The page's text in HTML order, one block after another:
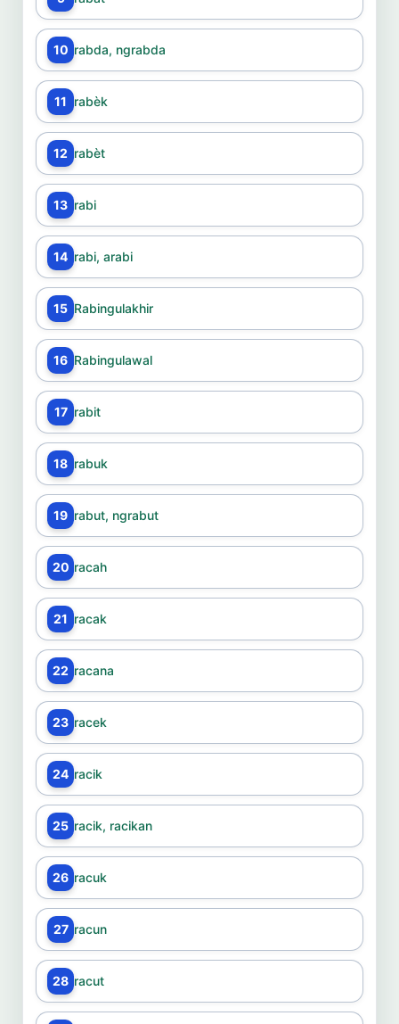
10 rabda, ngrabda
11 rabèk
12 rabèt
13 rabi
14 rabi, arabi
15 Rabingulakhir
16 Rabingulawal
17 rabit
18 rabuk
19 rabut, ngrabut
20 racah
21 racak
22 racana
23 racek
24 racik
25 racik, racikan
26 racuk
27 racun
28 racut